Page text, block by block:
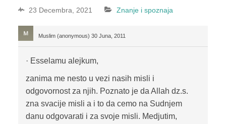
23 Decembra, 2021 Znanje i spoznaja
Muslim (anonymous) 30 Juna, 2011
· Esselamu alejkum,
zanima me nesto u vezi nasih misli i
odgovornost za njih. Poznato je da Allah dz.s.
zna svacije misli a i to da cemo na Sudnjem
danu odgovarati i za svoje misli. Medjutim,